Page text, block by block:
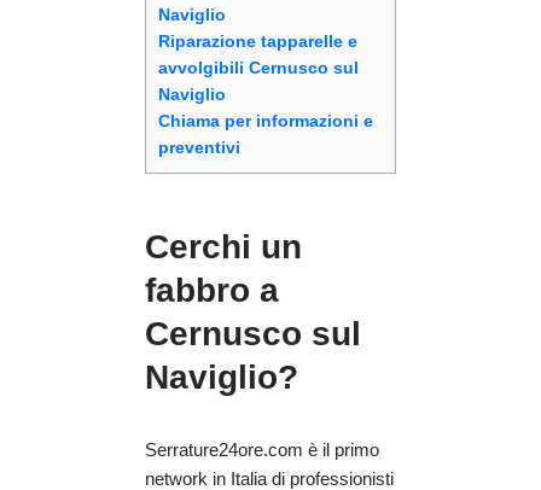
Naviglio
Riparazione tapparelle e
avvolgibili Cernusco sul
Naviglio
Chiama per informazioni e
preventivi
Cerchi un
fabbro a
Cernusco sul
Naviglio?
Serrature24ore.com è il primo
network in Italia di professionisti